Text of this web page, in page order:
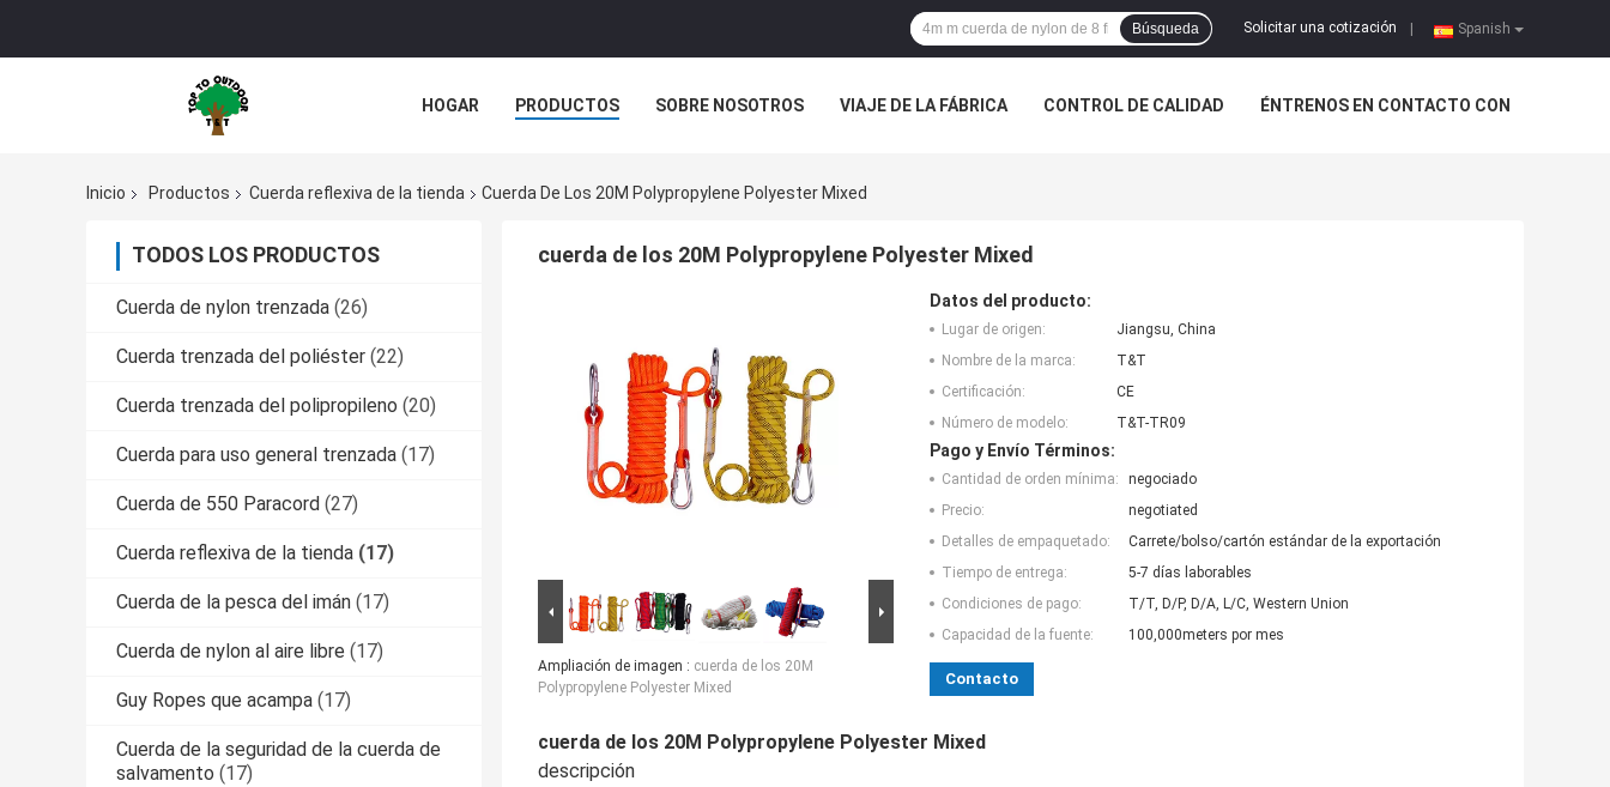
Spanish
Solicitar una cotización
Búsqueda
HOGAR PRODUCTOS SOBRE NOSOTROS VIAJE DE LA FÁBRICA CONTROL DE CALIDAD ÉNTRENOS EN CONTACTO CON
Inicio Productos Cuerda reflexiva de la tienda Cuerda De Los 20M Polypropylene Polyester Mixed
TODOS LOS PRODUCTOS
Cuerda de nylon trenzada (26)
Cuerda trenzada del poliéster (22)
Cuerda trenzada del polipropileno (20)
Cuerda para uso general trenzada (17)
Cuerda de 550 Paracord (27)
Cuerda reflexiva de la tienda (17)
Cuerda de la pesca del imán (17)
Cuerda de nylon al aire libre (17)
Guy Ropes que acampa (17)
Cuerda de la seguridad de la cuerda de
salvamento (17)
cuerda de los 20M Polypropylene Polyester Mixed
Ampliación de imagen : cuerda de los 20M
Polypropylene Polyester Mixed
Datos del producto:
Lugar de origen:
Jiangsu, China
Nombre de la marca:
T&T
Certificación:
CE
Número de modelo:
T&T-TR09
Pago y Envío Términos:
Cantidad de orden mínima:
negociado
Precio:
negotiated
Detalles de empaquetado:
Carrete/bolso/cartón estándar de la exportación
Tiempo de entrega:
5-7 días laborables
Condiciones de pago:
T/T, D/P, D/A, L/C, Western Union
Capacidad de la fuente:
100,000meters por mes
Contacto
cuerda de los 20M Polypropylene Polyester Mixed
descripción